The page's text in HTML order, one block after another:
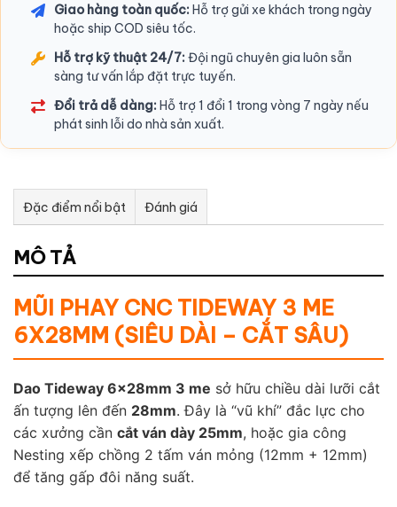
Giao hàng toàn quốc:Hỗ trợ gửi xe khách trong ngày
hoặc ship COD siêu tốc.
Hỗ trợ kỹ thuật 24/7:Đội ngũ chuyên gia luôn sẵn
sàng tư vấn lắp đặt trực tuyến.
Đổi trả dễ dàng:Hỗ trợ 1 đổi 1 trong vòng 7 ngày nếu
phát sinh lỗi do nhà sản xuất.
Đặc điểm nổi bật Đánh giá
Tư vấn & bán hàng qua Facebook
MÔ TẢ
MŨI PHAY CNC TIDEWAY 3 ME
6X28MM (SIÊU DÀI – CẮT SÂU)
Dao Tideway 6x28mm 3 me sở hữu chiều dài lưỡi cắt
ấn tượng lên đến 28mm. Đây là “vũ khí” đắc lực cho
các xưởng cần cắt ván dày 25mm, hoặc gia công
Nesting xếp chồng 2 tấm ván mỏng (12mm + 12mm)
để tăng gấp đôi năng suất.